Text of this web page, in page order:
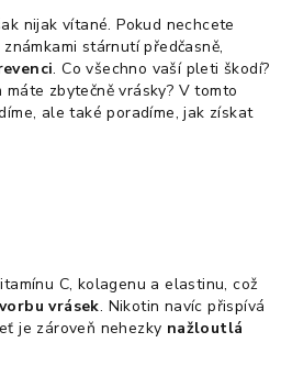
nijak vítané. Pokud nechcete
stárnutí předčasně,
. Co všechno vaší pleti škodí?
máte zbytečně vrásky? V tomto
ale také poradíme, jak získat
C, kolagenu a elastinu, což
vrásek. Nikotin navíc přispívá
je zároveň nehezky nažloutlá